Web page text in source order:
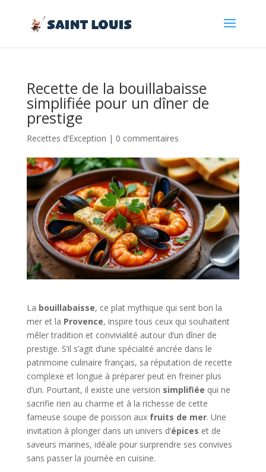
Recette de la bouillabaisse
simplifiée pour un dîner de
prestige
Recettes d’Exception | 0 commentaires
La bouillabaisse, ce plat mythique qui sent bon la
mer et la Provence, inspire tous ceux qui souhaitent
mêler tradition et convivialité autour d’un dîner de
prestige. S’il s’agit d’une spécialité ancrée dans le
patrimoine culinaire français, sa réputation de recette
complexe et longue à préparer peut en freiner plus
d’un. Pourtant, il existe une version simplifiée qui ne
sacrifie rien au charme et à la richesse de cette
fameuse soupe de poisson aux fruits de mer. Une
invitation à plonger dans un univers d’épices et de
saveurs marines, idéale pour surprendre ses convives
sans passer la journée en cuisine.